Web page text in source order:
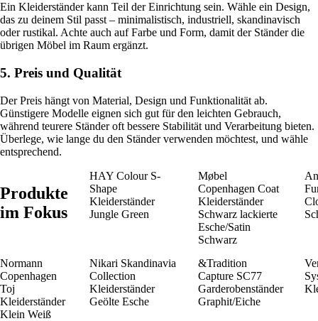
Ein Kleiderständer kann Teil der Einrichtung sein. Wähle ein Design,
das zu deinem Stil passt – minimalistisch, industriell, skandinavisch
oder rustikal. Achte auch auf Farbe und Form, damit der Ständer die
übrigen Möbel im Raum ergänzt.
5. Preis und Qualität
Der Preis hängt von Material, Design und Funktionalität ab.
Günstigere Modelle eignen sich gut für den leichten Gebrauch,
während teurere Ständer oft bessere Stabilität und Verarbeitung bieten.
Überlege, wie lange du den Ständer verwenden möchtest, und wähle
entsprechend.
Produkte
im Fokus
HAY Colour S-
Shape
Kleiderständer
Jungle Green
Møbel
Copenhagen Coat
Kleiderständer
Schwarz lackierte
Esche/Satin
Schwarz
Normann
Copenhagen
Toj
Kleiderständer
Klein Weiß
Nikari Skandinavia
Collection
Kleiderständer
Geölte Esche
&Tradition
Capture SC77
Garderobenständer
Graphit/Eiche